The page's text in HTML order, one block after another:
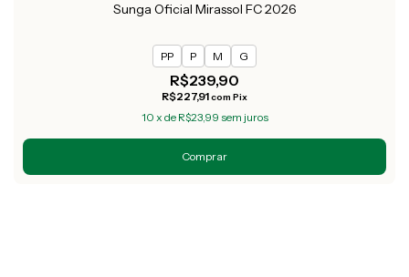
Sunga Oficial Mirassol FC 2026
PP P M G
R$239,90
R$227,91com Pix
10 x de R$23,99 sem juros
Comprar